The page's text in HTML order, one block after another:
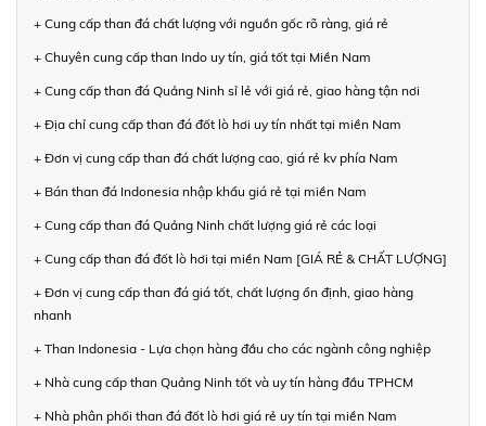
+ Cung cấp than đá chất lượng với nguồn gốc rõ ràng, giá rẻ
+ Chuyên cung cấp than Indo uy tín, giá tốt tại Miền Nam
+ Cung cấp than đá Quảng Ninh sỉ lẻ với giá rẻ, giao hàng tận nơi
+ Địa chỉ cung cấp than đá đốt lò hơi uy tín nhất tại miền Nam
+ Đơn vị cung cấp than đá chất lượng cao, giá rẻ kv phía Nam
+ Bán than đá Indonesia nhập khẩu giá rẻ tại miền Nam
+ Cung cấp than đá Quảng Ninh chất lượng giá rẻ các loại
+ Cung cấp than đá đốt lò hơi tại miền Nam [GIÁ RẺ & CHẤT LƯỢNG]
+ Đơn vị cung cấp than đá giá tốt, chất lượng ổn định, giao hàng
nhanh
+ Than Indonesia - Lựa chọn hàng đầu cho các ngành công nghiệp
+ Nhà cung cấp than Quảng Ninh tốt và uy tín hàng đầu TPHCM
+ Nhà phân phối than đá đốt lò hơi giá rẻ uy tín tại miền Nam